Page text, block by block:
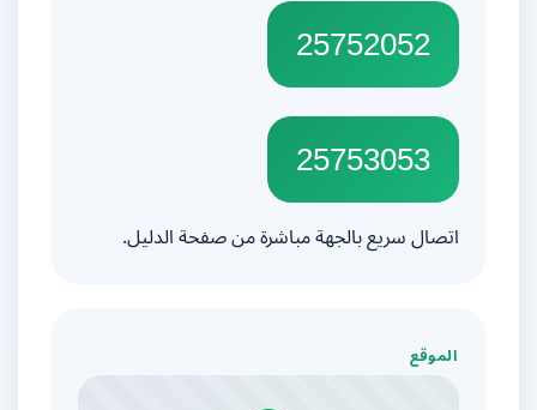
25752052
25753053
اتصال سريع بالجهة مباشرة من صفحة الدليل.
الموقع